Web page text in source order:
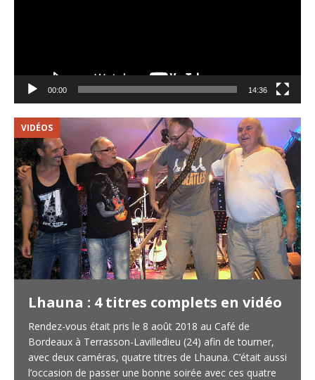
00:00 14:36
VIDÉOS
Lhauna : 4 titres complets en vidéo
Rendez-vous était pris le 8 août 2018 au Café de
Bordeaux à Terrasson-Lavilledieu (24) afin de tourner,
avec deux caméras, quatre titres de Lhauna. C’était aussi
l’occasion de passer une bonne soirée avec ces quatre